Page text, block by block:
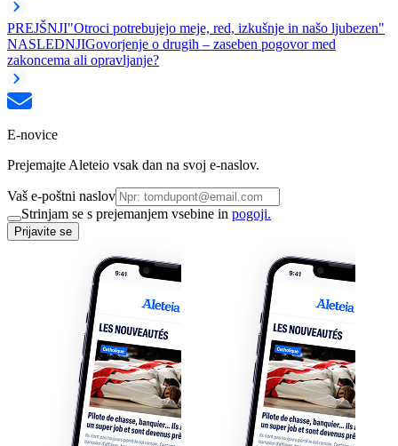
PREJŠNJI"Otroci potrebujejo meje, red, izkušnje in našo ljubezen"
NASLEDNJIGovorjenje o drugih – zaseben pogovor med
zakoncema ali opravljanje?
E-novice
Prejemajte Aleteio vsak dan na svoj e-naslov.
Vaš e-poštni naslov
Strinjam se s prejemanjem vsebine in pogoji.
Prijavite se